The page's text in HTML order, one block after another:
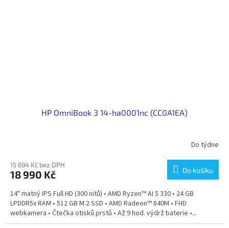
HP OmniBook 3 14-ha0001nc (CC0A1EA)
Do týdne
15 694 Kč bez DPH
18 990 Kč Do košíku
14" matný IPS Full HD (300 nitů) • AMD Ryzen™ AI 5 330 • 24 GB
LPDDR5x RAM • 512 GB M.2 SSD • AMD Radeon™ 840M • FHD
webkamera • Čtečka otisků prstů • Až 9 hod. výdrž baterie •...